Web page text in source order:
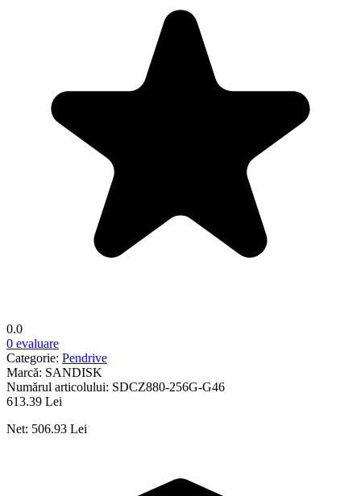
0.0
0 evaluare
Categorie: Pendrive
Marcă: SANDISK
Numărul articolului: SDCZ880-256G-G46
613.39 Lei
Net: 506.93 Lei